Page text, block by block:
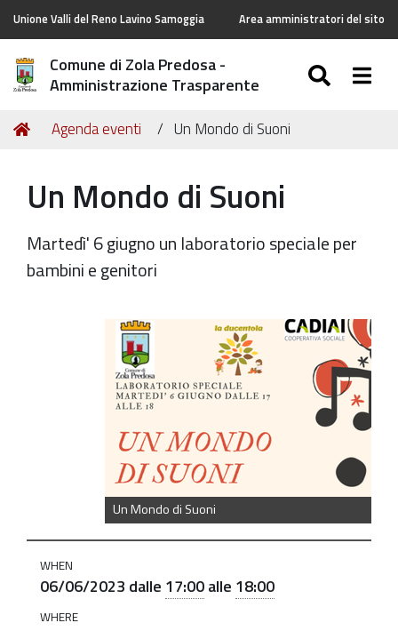
Unione Valli del Reno Lavino Samoggia Area amministratori del sito
Comune di Zola Predosa -
Amministrazione Trasparente
Tu
Home
Agenda eventi Un Mondo di Suoni
Un Mondo di Suoni
Martedì' 6 giugno un laboratorio speciale per
bambini e genitori
Un Mondo di Suoni
https://old.comune.zolapredosa.bo.it/events/un-
2023-
06-
06T17:00:00+02:00
2023-
WHEN
06/06/2023 dalle 17:00alle 18:00
WHERE